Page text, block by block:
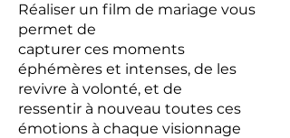
Réaliser un film de mariage vous
permet de
capturer ces moments
éphémères et intenses, de les
revivre à volonté, et de
ressentir à nouveau toutes ces
émotions à chaque visionnage